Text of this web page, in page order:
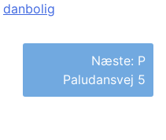
danbolig
Næste: P
Paludansvej 5